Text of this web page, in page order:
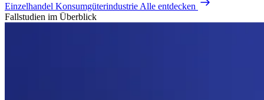
Einzelhandel Konsumgüterindustrie Alle entdecken
Fallstudien im Überblick